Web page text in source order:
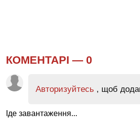
КОМЕНТАРІ — 0
Авторизуйтесь , щоб
Іде завантаження...